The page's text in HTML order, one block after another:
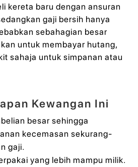
kereta baru dengan ansuran
gaji bersih hanya
sebahagian besar
untuk membayar hutang,
sahaja untuk simpanan atau
Kewangan Ini
besar sehingga
kecemasan sekurang-
gaji.
yang lebih mampu milik.